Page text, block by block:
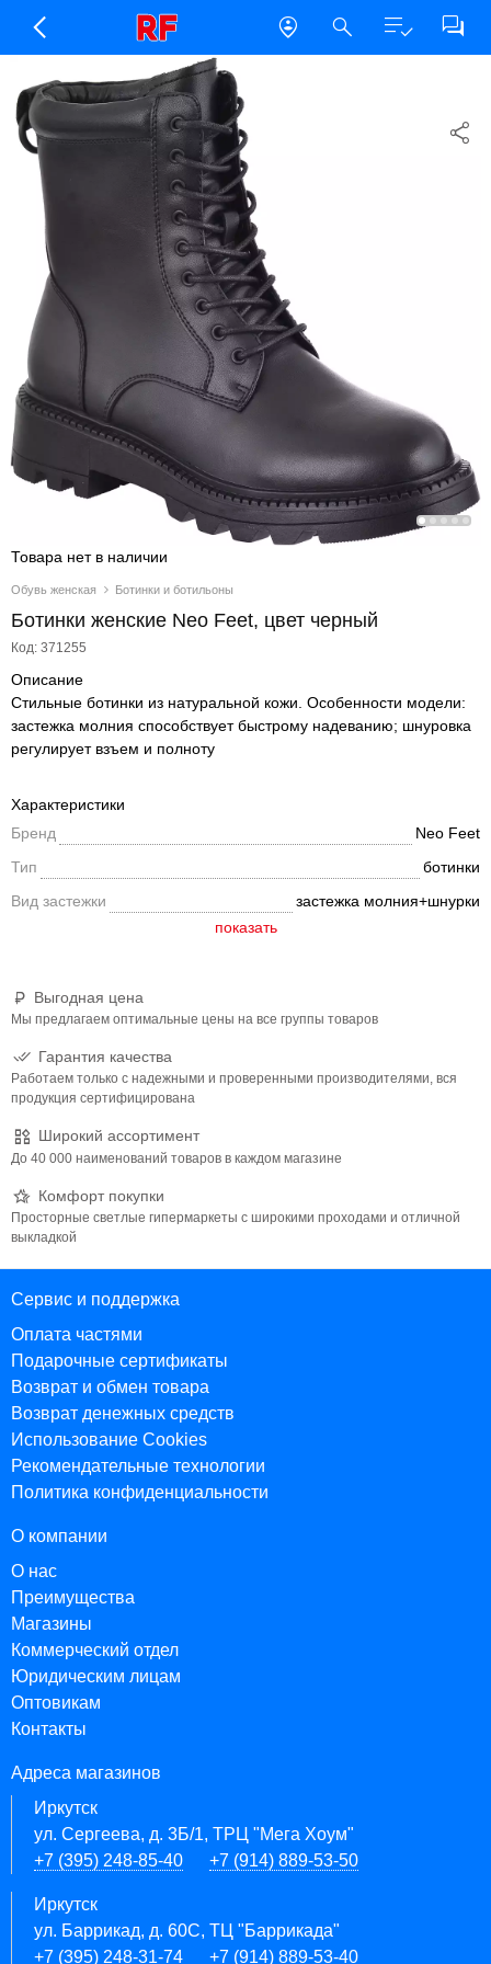
Обувь женская Ботинки и ботильоны
Ботинки женские Neo Feet, цвет черный
Код: 371255
Товара нет в наличии
Описание
Стильные ботинки из натуральной кожи. Особенности модели:
застежка молния способствует быстрому надеванию; шнуровка
регулирует взъем и полноту
Выгодная цена
Мы предлагаем оптимальные цены на все группы товаров
Гарантия качества
Работаем только с надежными и проверенными производителями, вся
продукция сертифицирована
Широкий ассортимент
До 40 000 наименований товаров в каждом магазине
Комфорт покупки
Просторные светлые гипермаркеты с широкими проходами и отличной
выкладкой
Характеристики
Бренд
Neo Feet
Тип
ботинки
Вид застежки
застежка молния+шнурки
Сервис и поддержка
Оплата частями
Подарочные сертификаты
Возврат и обмен товара
Возврат денежных средств
Использование Cookies
Рекомендательные технологии
Политика конфиденциальности
О компании
О нас
Преимущества
Магазины
Коммерческий отдел
Юридическим лицам
Оптовикам
Контакты
Адреса магазинов
Иркутск
ул. Сергеева, д. 3Б/1, ТРЦ "Мега Хоум"
+7 (395) 248-85-40
+7 (914) 889-53-50
Иркутск
ул. Баррикад, д. 60С, ТЦ "Баррикада"
+7 (395) 248-31-74
+7 (914) 889-53-40